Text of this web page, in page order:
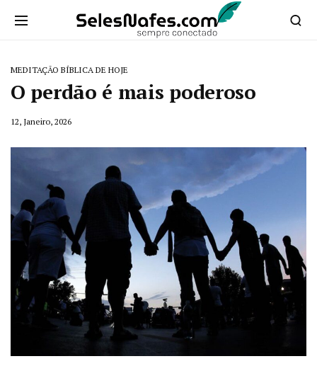
MEDITAÇÃO BÍBLICA DE HOJE
O perdão é mais poderoso
12, Janeiro, 2026